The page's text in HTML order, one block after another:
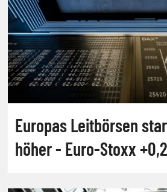
Europas Leitbörsen
höher - Euro-Stoxx